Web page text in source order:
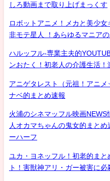
しろ動画まで取り上げまっくす
ロボットアニメ！メカと美少
非モテ星人 ！あらゆるマニア
ハルッフル-専業主夫的
ンおたく！初老人の介護生活！
アニゲタレスト（元祖！アニ
ナベ的まとめ速報
火浦のシネマッフル映画
人オカマちゃんの鬼女的まと
ーハーフ
ユカ・ヨネッフル！初老的ま
ト！害獣神アリ・ガー被害に